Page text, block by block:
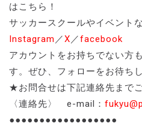
はこちら！
サッカースクールやイベント
Instagram ／X ／facebook
アカウントをお持ちでない方
す。ぜひ、フォローをお待ち
★お問合せは下記連絡先まで
〈連絡先〉 e-mail：
●●●●●●●●●●●●●●●●●●